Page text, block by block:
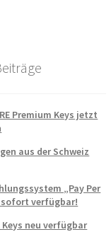
Premium Keys jetzt
aus der Schweiz
„Pay Per
sofort verfügbar!
Keys neu verfügbar